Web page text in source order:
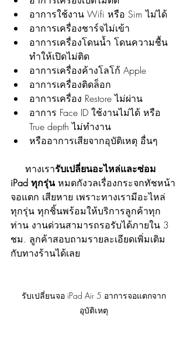
อาการใช้งาน Wifi หรือ Sim ไม่ได้
อาการเครื่องชาร์จไม่เข้า
อาการเครื่องโดนน้ำ โดนความชื้น
ทำให้เปิดไม่ติด
อาการเครื่องค้างโลโก้ Apple
อาการเครื่องติดล็อก
อาการเครื่อง Restore ไม่ผ่าน
อาการ Face ID ใช้งานไม่ได้ หรือ
True depth ไม่ทำงาน
หรืออาการเสียจากอุบัติเหตุ อื่นๆ
     ทางเรา
รับเปลี่ยนอะไหล่และซ่อม
iPad ทุกรุ่น หมดกังวลเรื่องกระจกทัชหน้า
จอแตก เสียหาย เพราะทางเรามีอะไหล่
ทุกรุ่น ทุกชิ้นพร้อมให้บริการลูกค้าทุก
ท่าน งานด่วนสามารถรอรับได้ภายใน 3
ชม. ลูกค้าสอบถามรายละเอียดเพิ่มเติม
กับทางร้านได้เลย
รับเปลี่ยนจอ iPad Air 5 อาการจอแตกจาก
อุบัติเหตุ